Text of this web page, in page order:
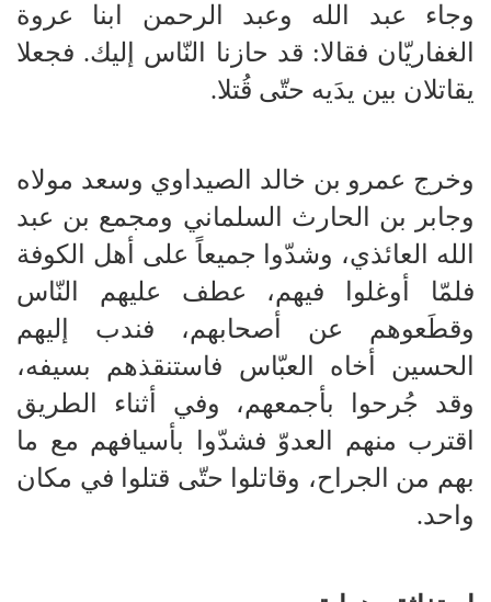
وجاء عبد الله وعبد الرحمن ابنا عروة
الغفاريّان فقالا: قد حازنا النّاس إليك. فجعلا
يقاتلان بين يدَيه حتّى قُتلا.
وخرج عمرو بن خالد الصيداوي وسعد مولاه
وجابر بن الحارث السلماني ومجمع بن عبد
الله العائذي، وشدّوا جميعاً على أهل الكوفة
فلمّا أوغلوا فيهم، عطف عليهم النّاس
وقطَعوهم عن أصحابهم، فندب إليهم
الحسين أخاه العبّاس فاستنقذهم بسيفه،
وقد جُرحوا بأجمعهم، وفي أثناء الطريق
اقترب منهم العدوّ فشدّوا بأسيافهم مع ما
بهم من الجراح، وقاتلوا حتّى قتلوا في مكان
واحد.